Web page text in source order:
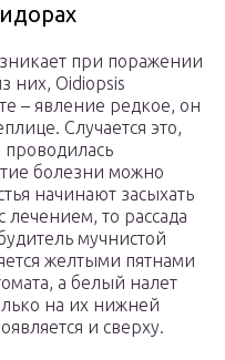
при поражении
них, Oidiopsis
– явление редкое, он
Случается это,
проводилась
болезни можно
начинают засыхать
лечением, то рассада
мучнистой
желтыми пятнами
а белый налет
на их нижней
и сверху.